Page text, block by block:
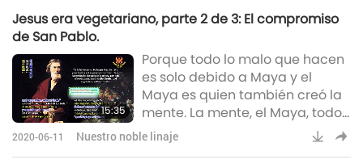
ir hacia el norte, y solo das la
Cambien ahora cuando todavía
pueden. Comience una nueva
vida. Prometo intervenir ante el
Cielo en su nombre.
Jesus era vegetariano, parte 2 de 3: El compromiso
de San Pablo.
15:35
Porque todo lo malo que hacen
es solo debido a Maya y el
Maya es quien también creó la
mente. La mente, el Maya, todo
proviene del ilusorio Mundo de
la Sombra. Por tanto, si han
2020-06-11 Nuestro noble linaje